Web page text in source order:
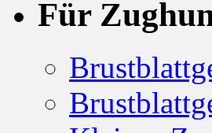
Schweizer
Individuell